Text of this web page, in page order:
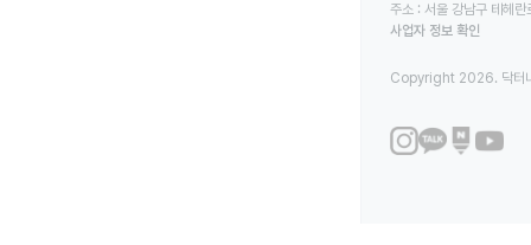
주소 : 서울 강남구 테헤
사업자 정보 확인
Copyright 2026. 닥터